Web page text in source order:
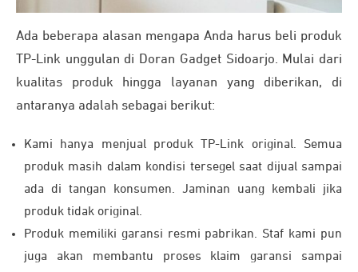
Ada beberapa alasan mengapa Anda harus beli produk
TP-Link unggulan di Doran Gadget Sidoarjo. Mulai dari
kualitas produk hingga layanan yang diberikan, di
antaranya adalah sebagai berikut:
Kami hanya menjual produk TP-Link original. Semua
produk masih dalam kondisi tersegel saat dijual sampai
ada di tangan konsumen. Jaminan uang kembali jika
produk tidak original.
Produk memiliki garansi resmi pabrikan. Staf kami pun
juga akan membantu proses klaim garansi sampai